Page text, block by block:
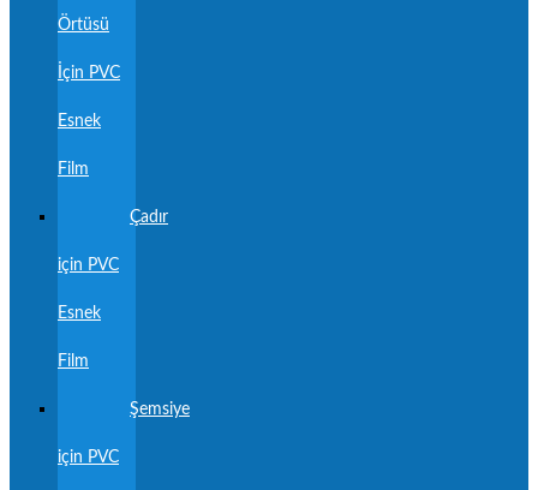
Örtüsü
İçin PVC
Esnek
Film
Çadır
için PVC
Esnek
Film
Şemsiye
için PVC